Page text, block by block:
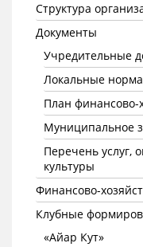
Структура
Документы
Учредительные
Локальные
План финансово-
Муниципальное
Перечень услуг,
культуры
Финансово-
Клубные
«Айар Кут»